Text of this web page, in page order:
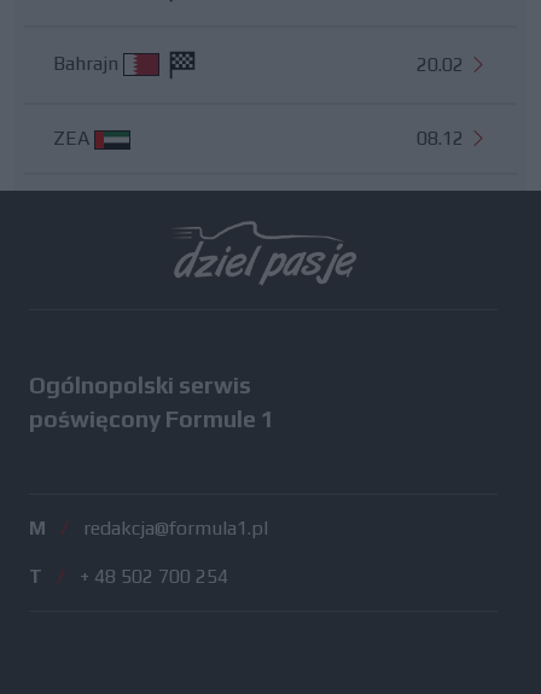
Bahrajn 20.02
ZEA 08.12
Ogólnopolski serwis
poświęcony Formule 1
M / redakcja@formula1.pl
T / + 48 502 700 254